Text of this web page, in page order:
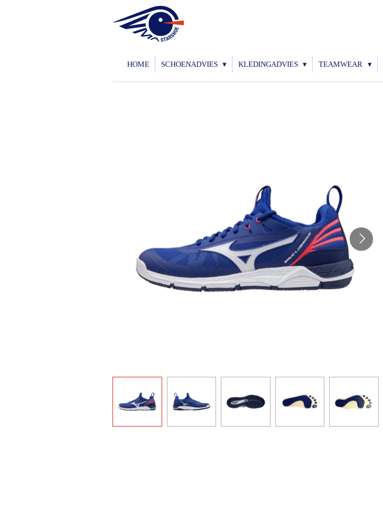
HOME SCHOENADVIES KLEDINGADVIES TEAMWEAR